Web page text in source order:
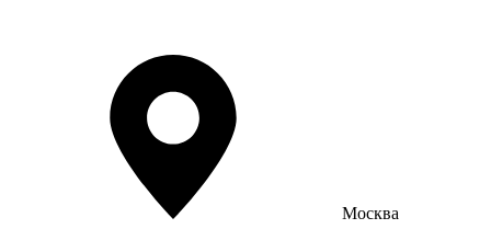
Москва